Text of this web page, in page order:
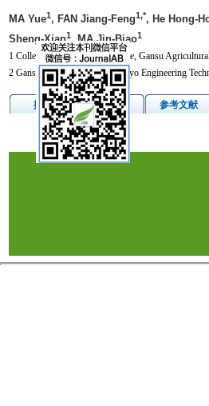
MA Yue1, FAN Jiang-Feng1,*, He Hong-
Sheng-Xian1, MA Jin-Biao1
1 College of Veterinary Medicine, Gansu
2 Gansu Cattle and Sheep Embryo Engineering
摘要 图/表 参考文献